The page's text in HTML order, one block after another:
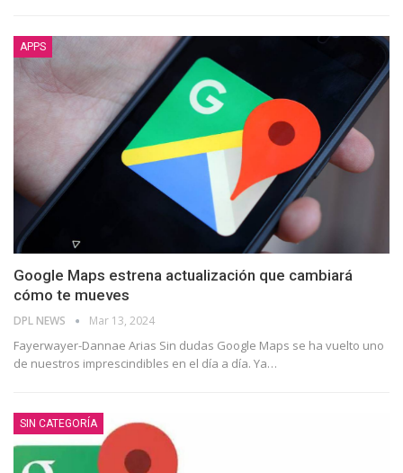
APPS
Google Maps estrena actualización que cambiará
cómo te mueves
DPL NEWS Mar 13, 2024
Fayerwayer-Dannae Arias Sin dudas Google Maps se ha vuelto uno
de nuestros imprescindibles en el día a día. Ya…
SIN CATEGORÍA